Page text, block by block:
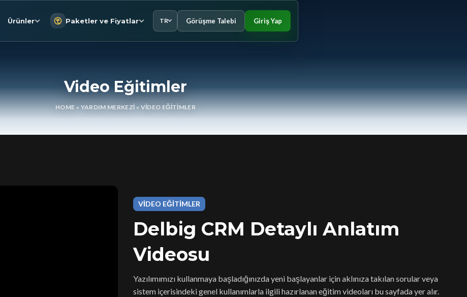
Ürünler Paketler ve Fiyatlar TR Görüşme Talebi Giriş Yap
Video Eğitimler
HOME » YARDIM MERKEZI » VIDEO EĞITIMLER
VİDEO EĞİTİMLER
Delbig CRM Detaylı Anlatım
Videosu
Yazılımımızı kullanmaya başladığınızda yeni başlayanlar için aklınıza takılan sorular veya
sistem içerisindeki genel kullanımlarla ilgili hazırlanan eğitim videoları bu sayfada yer alır.